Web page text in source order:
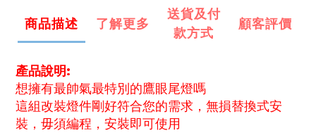
商品描述 了解更多
送貨及付
款方式
顧客評價
產品說明:
想擁有最帥氣最特別的鷹眼尾燈嗎
這組改裝燈件剛好符合您的需求，無損替換式安
裝，毋須編程，安裝即可使用